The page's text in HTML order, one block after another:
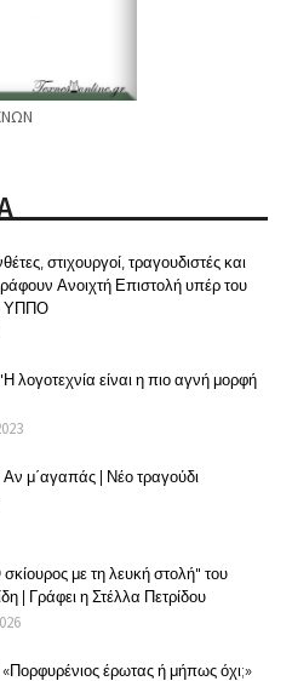
στιχουργοί, τραγουδιστές και
Ανοιχτή Επιστολή υπέρ του
ΥΠΠΟ
λογοτεχνία είναι η πιο αγνή μορφή
μ΄αγαπάς | Νέο τραγούδι
σκίουρος με τη λευκή στολή" του
| Γράφει η Στέλλα Πετρίδου
«Πορφυρένιος έρωτας ή μήπως όχι;»